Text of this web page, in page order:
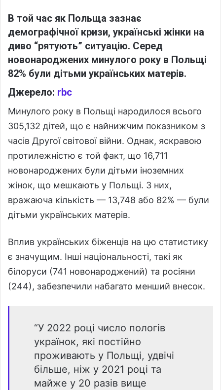
В той час як Польща зазнає
демографічної кризи, українські жінки на
диво “рятують” ситуацію. Серед
новонароджених минулого року в Польщі
82% були дітьми українських матерів.
Джерело: rbc
Минулого року в Польщі народилося всього
305,132 дітей, що є найнижчим показником з
часів Другої світової війни. Однак, яскравою
протилежністю є той факт, що 16,711
новонароджених були дітьми іноземних
жінок, що мешкають у Польщі. З них,
вражаюча кількість — 13,748 або 82% — були
дітьми українських матерів.
Вплив українських біженців на цю статистику
є значущим. Інші національності, такі як
білоруси (741 новонароджений) та росіяни
(244), забезпечили набагато менший внесок.
“У 2022 році число пологів
українок, які постійно
проживають у Польщі, удвічі
більше, ніж у 2021 році та
майже у 20 разів вище